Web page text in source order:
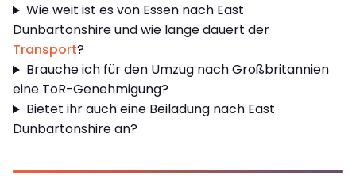
Wie weit ist es von Essen nach East
Dunbartonshire und wie lange dauert der
Transport?
Brauche ich für den Umzug nach Großbritannien
eine ToR-Genehmigung?
Bietet ihr auch eine Beiladung nach East
Dunbartonshire an?